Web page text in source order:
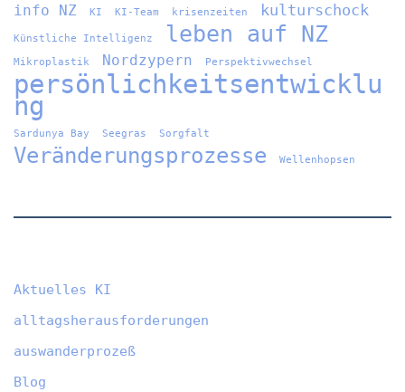
info NZ KI KI-Team krisenzeiten kulturschock
Künstliche Intelligenz leben auf NZ
Mikroplastik Nordzypern Perspektivwechsel
persönlichkeitsentwicklu
ng
Sardunya Bay Seegras Sorgfalt
Veränderungsprozesse Wellenhopsen
Aktuelles KI
alltagsherausforderungen
auswanderprozeß
Blog